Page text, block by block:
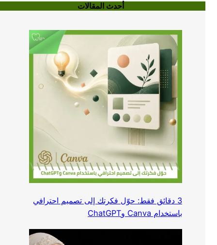
أحدث المقالات
3 دقائق فقط: حوّل فكرتك إلى تصميم احترافي
باستخدام Canva وChatGPT